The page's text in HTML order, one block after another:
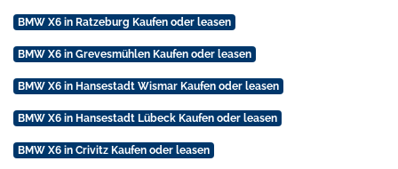
BMW X6 in Ratzeburg Kaufen oder leasen
BMW X6 in Grevesmühlen Kaufen oder leasen
BMW X6 in Hansestadt Wismar Kaufen oder leasen
BMW X6 in Hansestadt Lübeck Kaufen oder leasen
BMW X6 in Crivitz Kaufen oder leasen